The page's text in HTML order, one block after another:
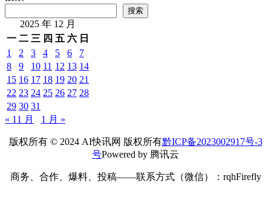
搜索
2025 年 12 月
一 二 三 四 五 六 日
1
2 3 4 5 6
7
8
9 10 11 12 13 14
15 16 17 18 19 20 21
22 23 24 25 26 27 28
29 30 31
« 11 月
1 月 »
版权所有 © 2024 AI快讯网 版权所有黔ICP备2023002917号-3
号Powered by 腾讯云
商务、合作、爆料、投稿——联系方式（微信）：rqhFirefly